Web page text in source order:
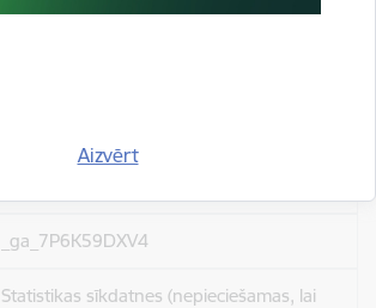
Aizvērt
24 stundas
_ga_7P6K59DXV4
Statistikas sīkdatnes (nepieciešamas, lai